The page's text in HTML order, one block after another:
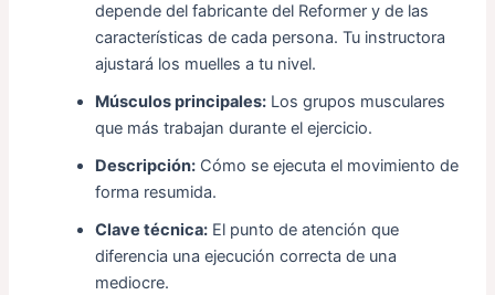
depende del fabricante del Reformer y de las
características de cada persona. Tu instructora
ajustará los muelles a tu nivel.
Músculos principales: Los grupos musculares
que más trabajan durante el ejercicio.
Descripción: Cómo se ejecuta el movimiento de
forma resumida.
Clave técnica: El punto de atención que
diferencia una ejecución correcta de una
mediocre.